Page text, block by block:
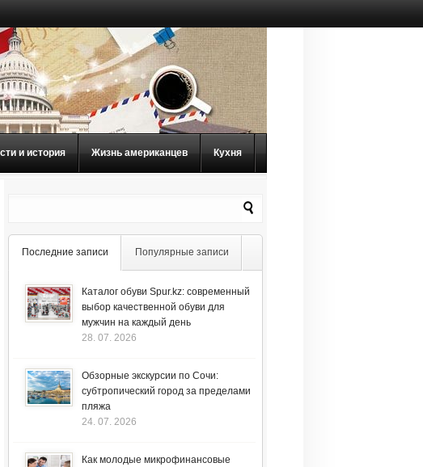
и история Жизнь американцев Кухня
Последние записи Популярные записи
Каталог обуви Spur.kz: современный
выбор качественной обуви для
мужчин на каждый день
28. 07. 2026
Обзорные экскурсии по Сочи:
субтропический город за пределами
пляжа
24. 07. 2026
Как молодые микрофинансовые